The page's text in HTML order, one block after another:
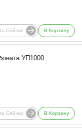
Сейчас В Корзину
УП1000
Сейчас В Корзину